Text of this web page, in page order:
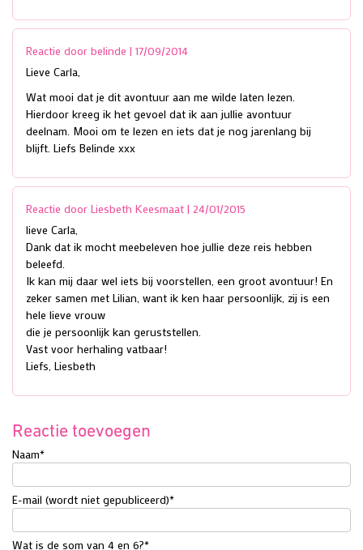
Reactie door belinde | 17/09/2014
Lieve Carla,
Wat mooi dat je dit avontuur aan me wilde laten lezen.
Hierdoor kreeg ik het gevoel dat ik aan jullie avontuur
deelnam. Mooi om te lezen en iets dat je nog jarenlang bij
blijft. Liefs Belinde xxx
Reactie door Liesbeth Keesmaat | 24/01/2015
lieve Carla,
Dank dat ik mocht meebeleven hoe jullie deze reis hebben
beleefd.
Ik kan mij daar wel iets bij voorstellen, een groot avontuur! En
zeker samen met Lilian, want ik ken haar persoonlijk, zij is een
hele lieve vrouw
die je persoonlijk kan geruststellen.
Vast voor herhaling vatbaar!
Liefs, Liesbeth
Reactie toevoegen
Naam*
E-mail (wordt niet gepubliceerd)*
Wat is de som van 4 en 6?*